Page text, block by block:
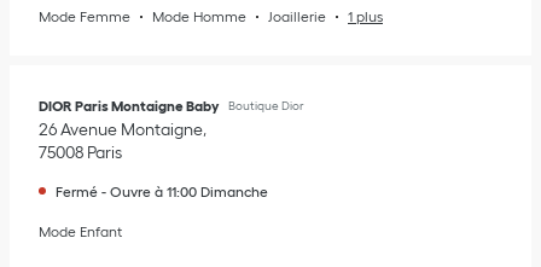
Mode Femme Mode Homme Joaillerie 1 plus
DIOR Paris Montaigne Baby Boutique Dior
26 Avenue Montaigne
75008 Paris
Fermé - Ouvre à 11:00 Dimanche
Mode Enfant